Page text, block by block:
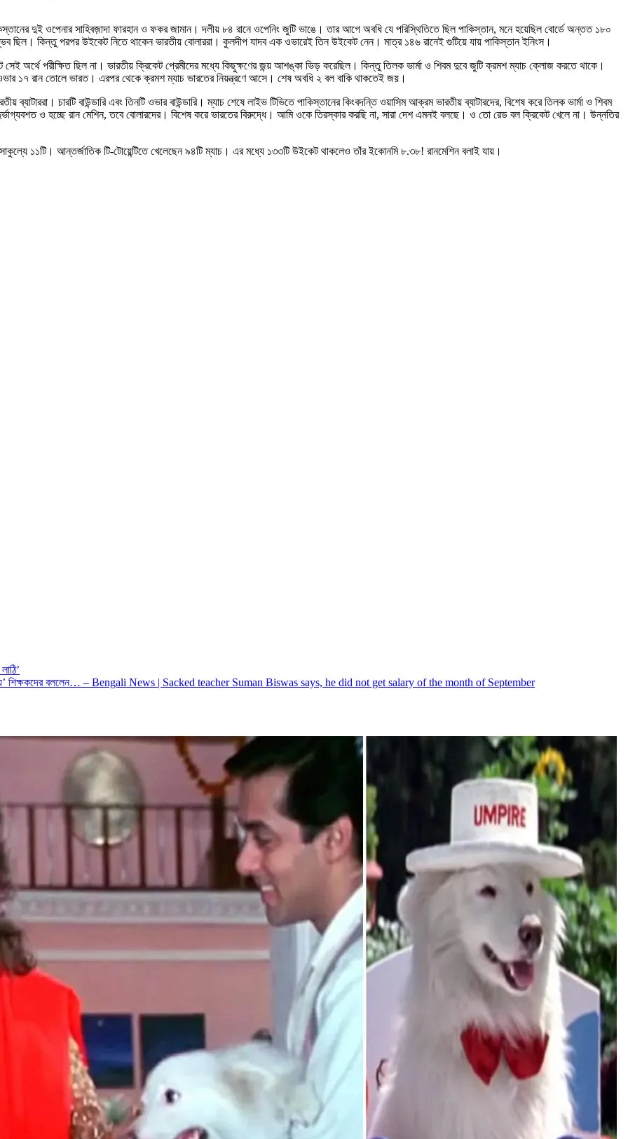
দুই ওপেনার সাহিবজ়াদা ফারহান ও ফকর জামান। দলীয় ৮৪ রানে ওপেনিং জুটি ভাঙে। তার আগে অবধি যে পরিস্থিতিতে ছিল পাকিস্তান, মনে হয়েছিল বোর্ডে অন্তত ১৮০
কিন্তু পরপর উইকেট নিতে থাকেন ভারতীয় বোলাররা। কুলদীপ যাদব এক ওভারেই তিন উইকেট নেন। মাত্র ১৪৬ রানেই গুটিয়ে যায় পাকিস্তান ইনিংস।
সেই অর্থে পরীক্ষিত ছিল না। ভারতীয় ক্রিকেট প্রেমীদের মধ্যে কিছুক্ষণের জন্য় আশঙ্কা ভিড় করেছিল। কিন্তু তিলক ভার্মা ও শিবম দুবে জুটি ক্রমশ ম্যাচ ক্লোজ করতে থাকে।
১৭ রান তোলে ভারত। এরপর থেকে ক্রমশ ম্যাচ ভারতের নিয়ন্ত্রণে আসে। শেষ অবধি ২ বল বাকি থাকতেই জয়।
চারটি বাউন্ডারি এবং তিনটি ওভার বাউন্ডারি। ম্যাচ শেষে লাইভ টিভিতে পাকিস্তানের কিংবদন্তি ওয়াসিম আক্রম ভারতীয় ব্যাটারদের, বিশেষ করে তিলক ভার্মা ও শিবম
ও হচ্ছে রান মেশিন, তবে বোলারদের। বিশেষ করে ভারতের বিরুদ্ধে। আমি ওকে তিরস্কার করছি না, সারা দেশ এমনই বলছে। ও তো রেড বল ক্রিকেট খেলে না। উন্নতির
১১টি। আন্তর্জাতিক টি-টোয়েন্টিতে খেলেছেন ৯৪টি ম্যাচ। এর মধ্যে ১৩৩টি উইকেট থাকলেও তাঁর ইকোনমি ৮.৩৮! রানমেশিন বলাই যায়।
শিক্ষকদের বললেন… – Bengali News | Sacked teacher Suman Biswas says, he did not get salary of the month of September